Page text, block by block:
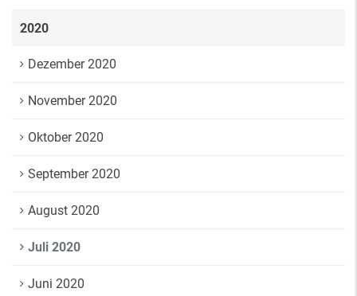
2020
Dezember 2020
November 2020
Oktober 2020
September 2020
August 2020
Juli 2020
Juni 2020